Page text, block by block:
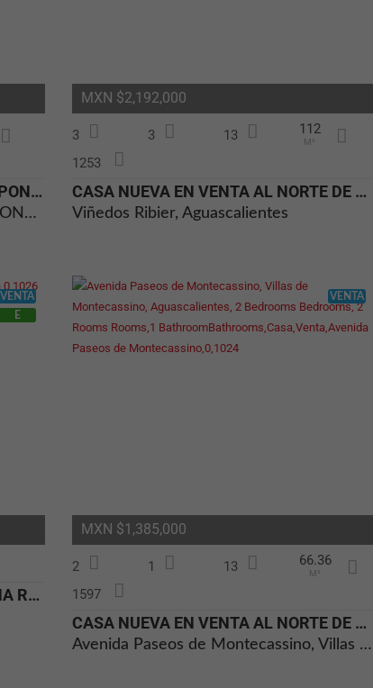
CASA NUEVA EN RESIDENCIAL AL PONIENTE DE AGUASCALIENTES AGS
CALLE, CASAS DE CAMPO FRACCIONAMIENTO LA RIOJA, Aguascalientes
CASA NUEVA EN VENTA AL NORTE DE AGUASCALIENTES
Viñedos Ribier, Aguascalientes
3 3 13 112
M²
1253
MXN $2,192,000
VENTA
E
TERRRENO EN VENTA EN QUINTANA ROO FRACCIONAMIENTO EL OCEANO AZUL CHEMU
VENTA
CASA NUEVA EN VENTA AL NORTE DE JESÚS MARÍA AGUASCALIENTES
Avenida Paseos de Montecassino, Villas de Montecassino, Aguascalientes
2 1 13 66.36
M²
1597
MXN $1,385,000